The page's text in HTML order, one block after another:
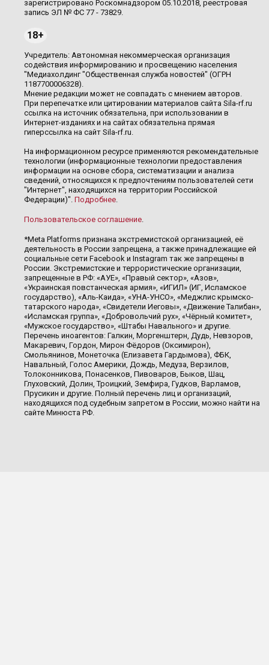
зарегистрировано Роскомнадзором 05.10.2018, реестровая
запись ЭЛ № ФС 77 - 73829.
18+
Учредитель: Автономная некоммерческая организация
содействия информированию и просвещению населения
"Медиахолдинг "Общественная служба новостей" (ОГРН
1187700006328).
Мнение редакции может не совпадать с мнением авторов.
При перепечатке или цитировании материалов сайта Sila-rf.ru
ссылка на источник обязательна, при использовании в
Интернет-изданиях и на сайтах обязательна прямая
гиперссылка на сайт Sila-rf.ru.
На информационном ресурсе применяются рекомендательные
технологии (информационные технологии предоставления
информации на основе сбора, систематизации и анализа
сведений, относящихся к предпочтениям пользователей сети
"Интернет", находящихся на территории Российской
Федерации)". Подробнее.
Пользовательское соглашение.
*Meta Platforms признана экстремистской организацией, её
деятельность в России запрещена, а также принадлежащие ей
социальные сети Facebook и Instagram так же запрещены в
России. Экстремистские и террористические организации,
запрещенные в РФ: «АУЕ», «Правый сектор», «Азов»,
«Украинская повстанческая армия», «ИГИЛ» (ИГ, Исламское
государство), «Аль-Каида», «УНА-УНСО», «Меджлис крымско-
татарского народа», «Свидетели Иеговы», «Движение Талибан»,
«Исламская группа», «Добровольчий рух», «Чёрный комитет»,
«Мужское государство», «Штабы Навального» и другие.
Перечень иноагентов: Галкин, Моргенштерн, Дудь, Невзоров,
Макаревич, Гордон, Мирон Фёдоров (Оксимирон),
Смольянинов, Монеточка (Елизавета Гардымова), ФБК,
Навальный, Голос Америки, Дождь, Медуза, Верзилов,
Толоконникова, Понасенков, Пивоваров, Быков, Шац,
Глуховский, Долин, Троицкий, Земфира, Гудков, Варламов,
Прусикин и другие. Полный перечень лиц и организаций,
находящихся под судебным запретом в России, можно найти на
сайте Минюста РФ.